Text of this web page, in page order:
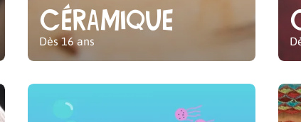
Céramique
Dès 16 ans